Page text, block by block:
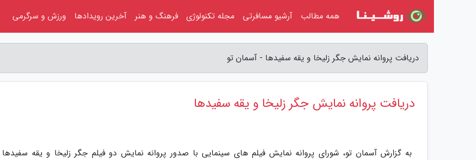
دریافت پروانه نمایش جگر زلیخا و یقه سفیدها - آسمان تو
دریافت پروانه نمایش جگر زلیخا و یقه سفیدها
به گزارش آسمان تو، شورای پروانه نمایش فیلم های سینمایی با صدور پروانه نمایش دو فیلم جگر زلیخا و یقه سفیدها
همه مطالب آرشیو مسافرتی مجله تکنولوژی فرهنگ و هنر آخرین رویدادها ورزش و سرگرمی